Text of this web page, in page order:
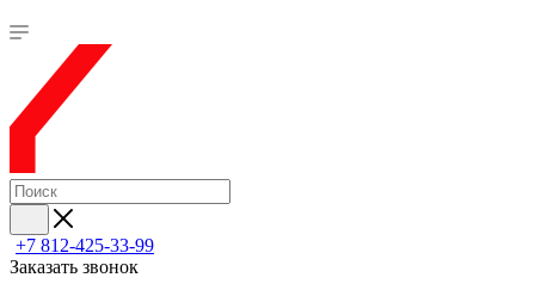
+7 812-425-33-99
Заказать звонок